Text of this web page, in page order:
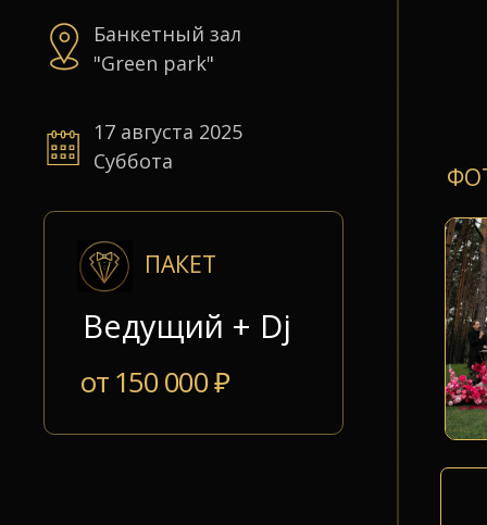
17 августа 2025
Суббота
Банкетный зал
"Green park"
от 150 000 ₽
Ведущий + Dj
ПАКЕТ